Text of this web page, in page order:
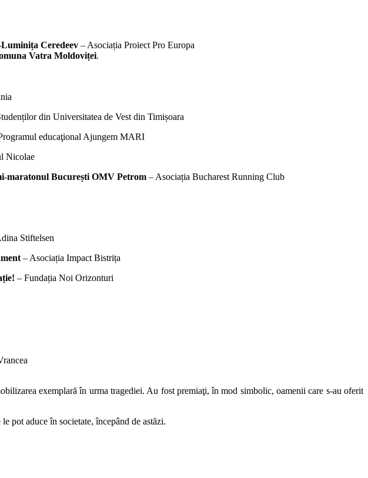
Ceredeev – Asociația Proiect Pro Europa
Vatra Moldoviței.
din Universitatea de Vest din Timișoara
educaţional Ajungem MARI
Nicolae
maratonul București OMV Petrom – Asociația Bucharest Running Club
Stiftelsen
– Asociația Impact Bistrița
– Fundația Noi Orizonturi
exemplară în urma tragediei. Au fost premiaţi, în mod simbolic, oamenii care s-au oferit
pot aduce în societate, începând de astăzi.